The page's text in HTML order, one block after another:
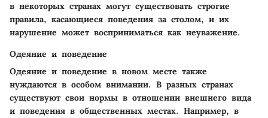
в некоторых странах могут существовать строгие
правила, касающиеся поведения за столом, и их
нарушение может восприниматься как неуважение.
Одеяние и поведение
Одеяние и поведение в новом месте также
нуждаются в особом внимании. В разных странах
существуют свои нормы в отношении внешнего вида
и поведения в общественных местах. Например, в